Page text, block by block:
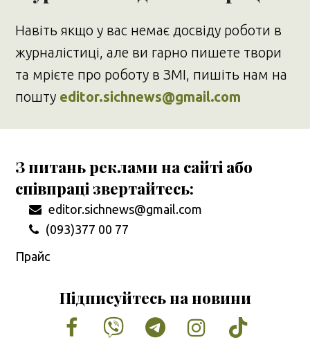
Навіть якщо у вас немає досвіду роботи в
журналістиці, але ви гарно пишете твори
та мрієте про роботу в ЗМІ, пишіть нам на
пошту editor.sichnews@gmail.com
З питань реклами на сайті або
співпраці звертайтесь:
editor.sichnews@gmail.com
(093)377 00 77
Прайс
Підписуйтесь на новини
Facebook
VimeoTumblrInstagram
Tiktok